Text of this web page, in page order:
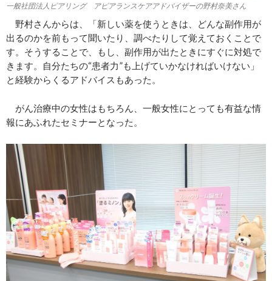
一般社団法人ピアリング アピアランスケアアドバイザーの野村奈美さん
野村さんからは、「新しい薬を使うときは、どんな副作用が
出るのかを前もって聞いたり、調べたりして覚えておくことで
す。そうすることで、もし、副作用が出たときにすぐに対処で
きます。自分たちの“患者力”も上げていかなければいけない」
と経験からくるアドバイスもあった。
がん治療中の女性はもちろん、一般女性にとっても有益な情
報にあふれたセミナーとなった。